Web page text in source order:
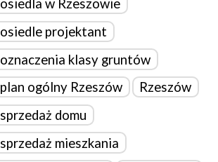
osiedla w Rzeszowie
osiedle projektant
oznaczenia klasy gruntów
plan ogólny Rzeszów
Rzeszów
sprzedaż domu
sprzedaż mieszkania